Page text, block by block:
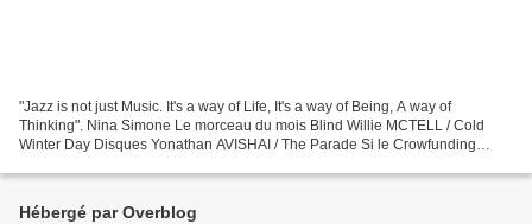
"Jazz is not just Music. It's a way of Life, It's a way of Being, A way of
Thinking". Nina Simone Le morceau du mois Blind Willie MCTELL / Cold
Winter Day Disques Yonathan AVISHAI / The Parade Si le Crowfunding
Hébergé par Overblog